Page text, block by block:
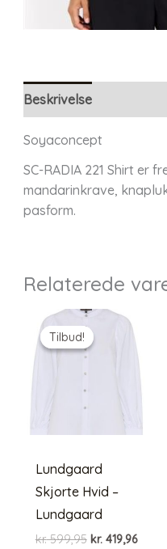
Beskrivelse
Soyaconcept
SC-RADIA 221 Shirt er
mandarinkrave,
pasform.
Relaterede
Tilbud!
Tilbud!
Lundgaard
Skjorte Hvid –
Lundgaard
kr.599,95 Den
kr.419,96Den